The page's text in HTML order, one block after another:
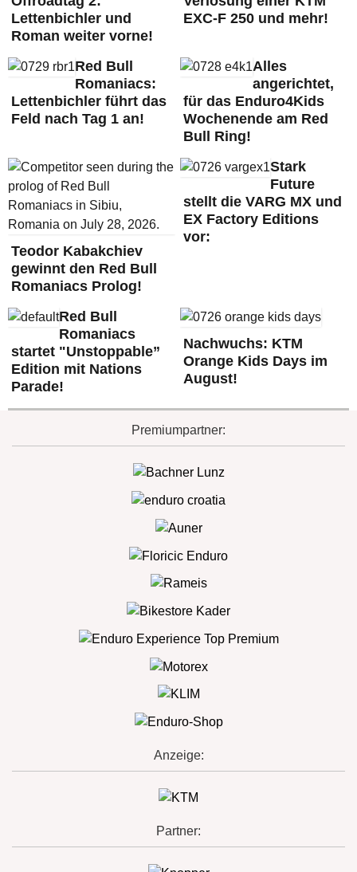
Lettenbichler und
Roman weiter vorne!
EXC-F 250 und mehr!
Red Bull
Romaniacs:
Lettenbichler führt das
Feld nach Tag 1 an!
Alles
angerichtet,
für das Enduro4Kids
Wochenende am Red
Bull Ring!
Teodor Kabakchiev
gewinnt den Red Bull
Romaniacs Prolog!
Stark
Future
stellt die VARG MX und
EX Factory Editions
vor:
Red Bull
Romaniacs
startet "Unstoppable”
Edition mit Nations
Parade!
Nachwuchs: KTM
Orange Kids Days im
August!
Premiumpartner:
Anzeige:
Partner: